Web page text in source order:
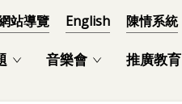
站導覽 English 陳情系統
音樂會 推廣教育